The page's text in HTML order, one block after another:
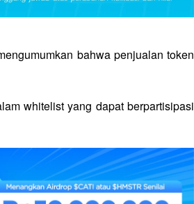
bahwa penjualan token
whitelist yang dapat berpartisipasi